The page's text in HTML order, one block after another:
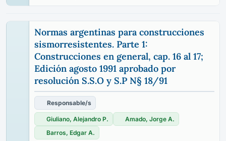
Normas argentinas para construcciones
sismorresistentes. Parte 1:
Construcciones en general, cap. 16 al 17;
Edición agosto 1991 aprobado por
resolución S.S.O y S.P N§ 18/91
Responsable/s
Giuliano, Alejandro P.
Amado, Jorge A.
Barros, Edgar A.